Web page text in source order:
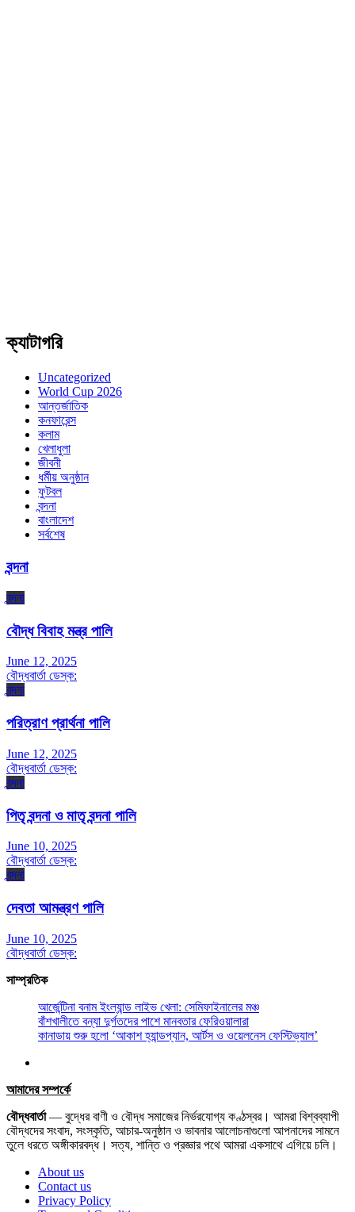
ক্যাটাগরি
Uncategorized
World Cup 2026
আন্তর্জাতিক
কনফারেন্স
কলাম
খেলাধুলা
জীবনী
ধর্মীয় অনুষ্ঠান
ফুটবল
বন্দনা
বাংলাদেশ
সর্বশেষ
বন্দনা
বন্দনা
বৌদ্ধ বিবাহ মন্ত্র পালি
June 12, 2025
বৌদ্ধবার্তা ডেস্ক:
বন্দনা
পরিত্রাণ প্রার্থনা পালি
June 12, 2025
বৌদ্ধবার্তা ডেস্ক:
বন্দনা
পিতৃ বন্দনা ও মাতৃ বন্দনা পালি
June 10, 2025
বৌদ্ধবার্তা ডেস্ক:
বন্দনা
দেবতা আমন্ত্রণ পালি
June 10, 2025
বৌদ্ধবার্তা ডেস্ক:
সাম্প্রতিক
আর্জেন্টিনা বনাম ইংল্যান্ড লাইভ খেলা: সেমিফাইনালের মঞ্চ
বাঁশখালীতে বন্যা দুর্গতদের পাশে মানবতার ফেরিওয়ালারা
কানাডায় শুরু হলো ‘আকাশ হ্যান্ডপ্যান, আর্টস ও ওয়েলনেস ফেস্টিভ্যাল’
আমাদের সম্পর্কে
বৌদ্ধবার্তা— বুদ্ধের বাণী ও বৌদ্ধ সমাজের নির্ভরযোগ্য কণ্ঠস্বর। আমরা বিশ্বব্যাপী
বৌদ্ধদের সংবাদ, সংস্কৃতি, আচার-অনুষ্ঠান ও ভাবনার আলোচনাগুলো আপনাদের সামনে
তুলে ধরতে অঙ্গীকারবদ্ধ। সত্য, শান্তি ও প্রজ্ঞার পথে আমরা একসাথে এগিয়ে চলি।
About us
Contact us
Privacy Policy